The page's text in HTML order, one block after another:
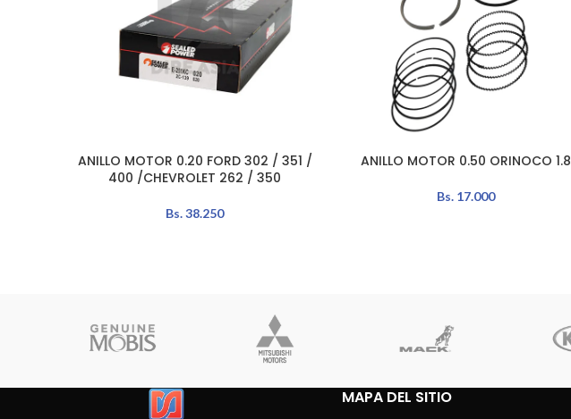
LEER MÁS
ANILLO MOTOR 0.20 FORD 302 / 351 /
400 /CHEVROLET 262 / 350
Bs.38.250
AÑADIR AL CARRITO
ANILLO MOTOR 0.50 ORINOCO 1.8
Bs. 17.000
MAPA DEL SITIO